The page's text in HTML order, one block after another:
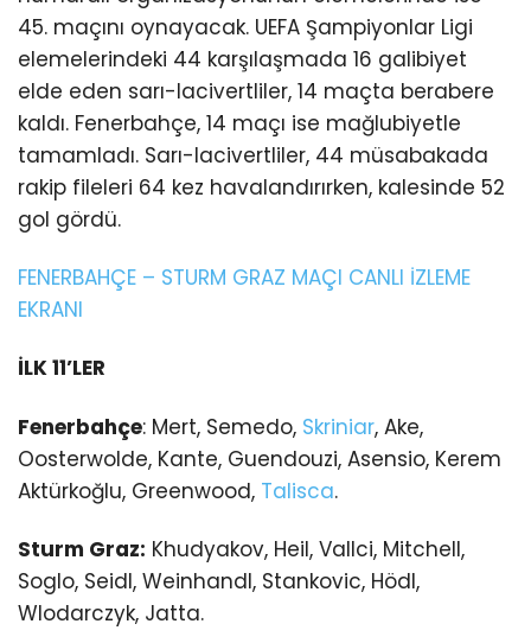
45. maçını oynayacak. UEFA Şampiyonlar Ligi
elemelerindeki 44 karşılaşmada 16 galibiyet
elde eden sarı-lacivertliler, 14 maçta berabere
kaldı. Fenerbahçe, 14 maçı ise mağlubiyetle
tamamladı. Sarı-lacivertliler, 44 müsabakada
rakip fileleri 64 kez havalandırırken, kalesinde 52
gol gördü.
FENERBAHÇE – STURM GRAZ MAÇI CANLI İZLEME
EKRANI
İLK 11’LER
Fenerbahçe: Mert, Semedo, Skriniar, Ake,
Oosterwolde, Kante, Guendouzi, Asensio, Kerem
Aktürkoğlu, Greenwood, Talisca.
Sturm Graz: Khudyakov, Heil, Vallci, Mitchell,
Soglo, Seidl, Weinhandl, Stankovic, Hödl,
Wlodarczyk, Jatta.